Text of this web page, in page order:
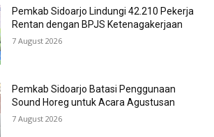
Pemkab Sidoarjo Lindungi 42.210 Pekerja
Rentan dengan BPJS Ketenagakerjaan
7 August 2026
Pemkab Sidoarjo Batasi Penggunaan
Sound Horeg untuk Acara Agustusan
7 August 2026